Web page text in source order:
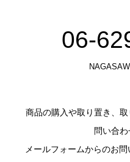
06-
商品の購入や取り置き、
問い合わ
メールフォームからのお